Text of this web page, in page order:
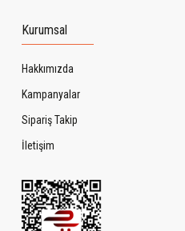
Kurumsal
Hakkımızda
Kampanyalar
Sipariş Takip
İletişim